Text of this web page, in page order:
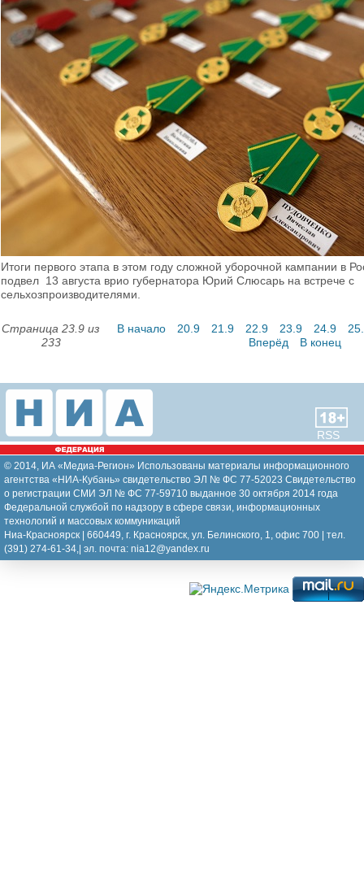
Итоги первого этапа в этом году сложной уборочной кампании в
подвел 13 августа врио губернатора Юрий Слюсарь на встрече с
сельхозпроизводителями.
Страница 23.9 из
233
В начало 20.9 21.9 22.9 23.9 24.9
Вперёд
В конец
RSS
© 2014, ИА «Медиа-Регион» Использованы материалы информационного
агентства «НИА-Кубань» свидетельство ЭЛ № ФС 77-52023 Свидетельство
о регистрации СМИ ЭЛ № ФС 77-59710 выданное 30 октября 2014 года
Федеральной службой по надзору в сфере связи, информационных
технологий и массовых коммуникаций
Ниа-Красноярск | 660449, г. Красноярск, ул. Белинского, 1, офис 700 | тел.
(391) 274-61-34,| эл. почта: nia12@yandex.ru